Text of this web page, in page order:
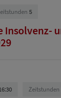
5
Zeitstunden